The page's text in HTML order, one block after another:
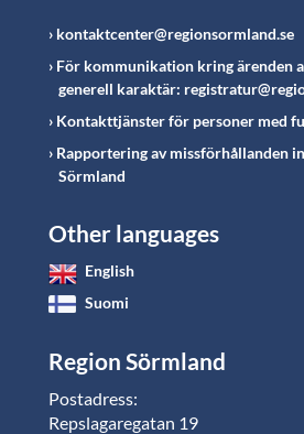
kontaktcenter@regionsormland.se
För kommunikation kring ärenden
generell karaktär:
Kontakttjänster för personer med
Rapportering av missförhållanden
Sörmland
Other languages
English
Suomi
Region Sörmland
Postadress:
Repslagaregatan 19